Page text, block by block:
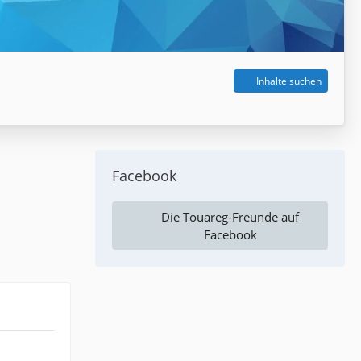
Inhalte suchen
Facebook
Die Touareg-Freunde auf
Facebook